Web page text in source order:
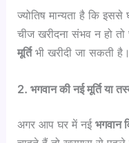
ज्योतिष मान्यता है कि
चीज खरीदना संभव न हो तो
मूर्तिभी खरीदी जा सकती है।
2. भगवान की नई मूर्ति या
अगर आप घर में नईभगवान